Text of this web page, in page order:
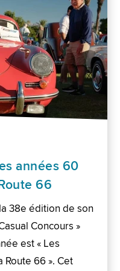
années 60
66
38e édition de son
Concours »
est « Les
66 ». Cet